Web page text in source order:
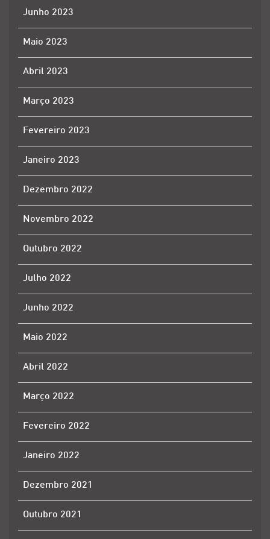
Junho 2023
Maio 2023
Abril 2023
Março 2023
Fevereiro 2023
Janeiro 2023
Dezembro 2022
Novembro 2022
Outubro 2022
Julho 2022
Junho 2022
Maio 2022
Abril 2022
Março 2022
Fevereiro 2022
Janeiro 2022
Dezembro 2021
Outubro 2021